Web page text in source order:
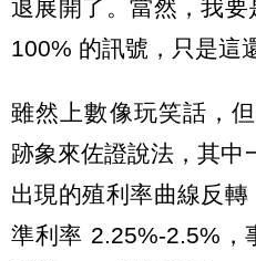
退展開了。當然，我
100% 的訊號，只是這
雖然上數像玩笑話，
跡象來佐證說法，其中
出現的殖利率曲線反
準利率 2.25%-2.5%，